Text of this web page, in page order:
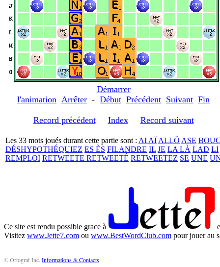
Démarrer
l'animation Arrêter - Début Précédent Suivant Fin
Record précédent Index Record suivant
Les 33 mots joués durant cette partie sont : AI AÏ ALLÔ ASE
DÉSHYPOTHÉQUIEZ ES ÈS FILANDRE IL JE LA LÀ LAD LI
REMPLOI RETWEETE RETWEETÉ RETWEETEZ SE UNE
Ce site est rendu possible grace à
Visitez www.Jette7.com ou www.BestWordClub.com pour jouer au
© Ortograf Inc. Informations & Contacts